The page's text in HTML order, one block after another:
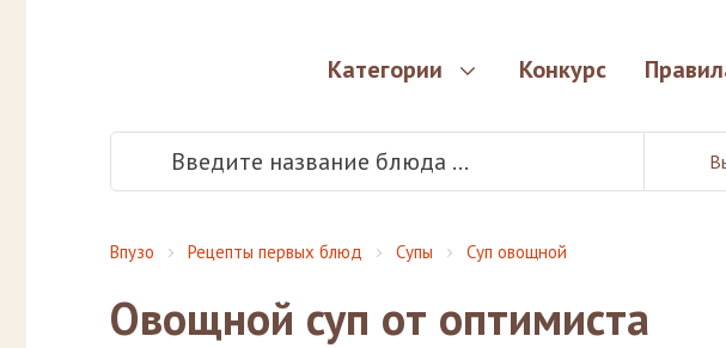
Категории Конкурс
Впузо Рецепты первых блюд Супы Суп овощной
Овощной суп от оптимиста